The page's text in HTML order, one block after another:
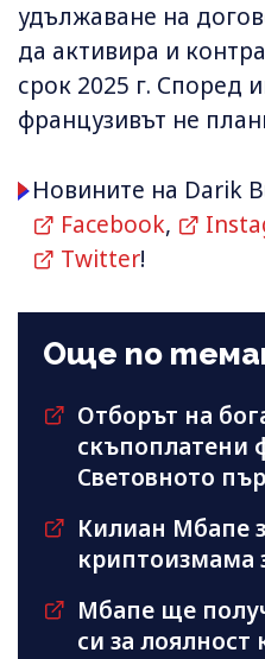
удължаване на
да активира и
срок 2025 г. Според
французивът не
Новините на Darik
Facebook,
Twitter!
Още по
Отборът на
скъпоплатени
Световното
Килиан Мбапе
криптоизмама
Мбапе ще
си за